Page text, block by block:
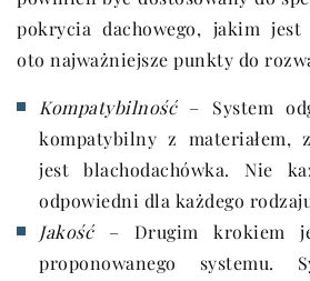
pokrycia dachowego, jakim jest
oto najważniejsze punkty do
Kompatybilność– System
kompatybilny z materiałem,
jest blachodachówka. Nie
odpowiedni dla każdego
Jakość– Drugim krokiem
proponowanego systemu.